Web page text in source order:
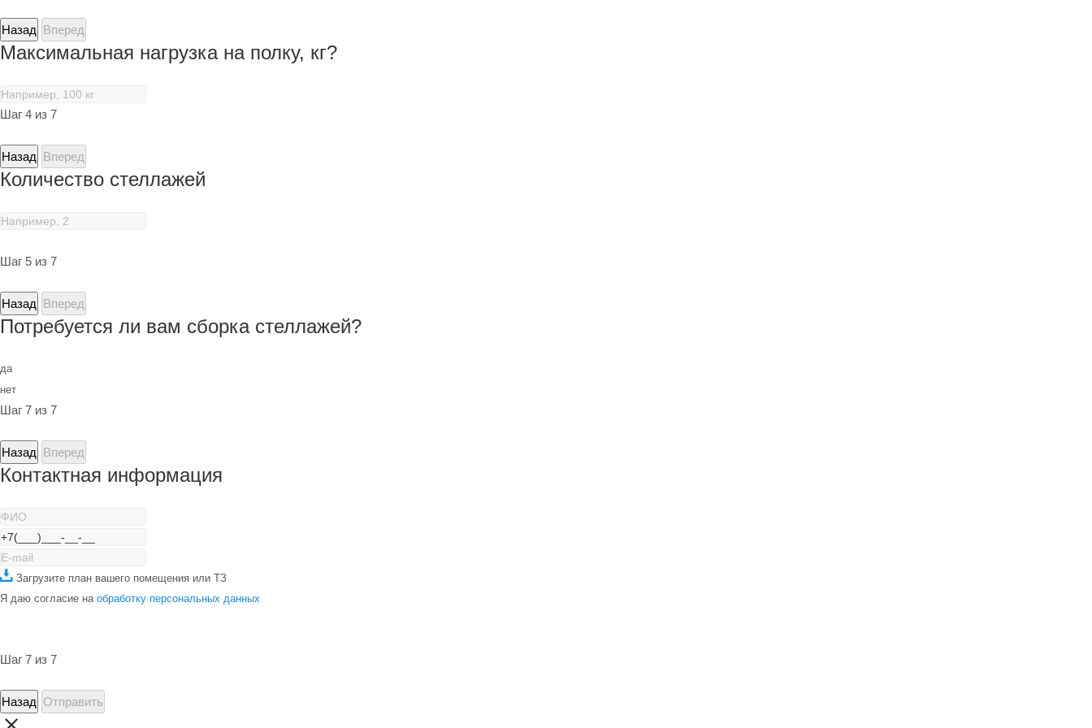
Назад Вперед
Максимальная нагрузка на полку, кг?
Шаг 4 из 7
Назад Вперед
Количество стеллажей
Шаг 5 из 7
Назад Вперед
Потребуется ли вам сборка стеллажей?
да
нет
Шаг 7 из 7
Назад Вперед
Контактная информация
Загрузите план вашего помещения или ТЗ
Я даю согласие на обработку персональных данных
Шаг 7 из 7
Назад Отправить